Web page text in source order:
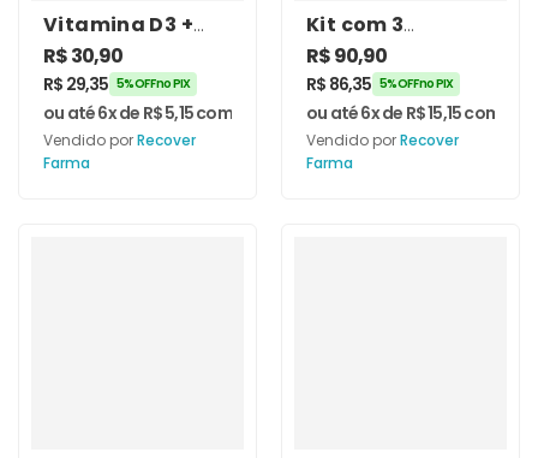
Vitamina D3 +
Vitamina K2 Mk-
7 60 Cápsulas –
Recover Farma
R$30,90
R$ 29,35 5% OFF no PIX
ou até 6x de R$5,15com juros
Vendido porRecover
Farma
Kit com 3
unidades de
Vitamina D3
2.000ui +
Vitamina K2 Mk-
7 – 60 Cápsulas –
Recover Farma
R$90,90
R$ 86,35 5% OFF no PIX
ou até 6x de R$15,15com
Vendido porRecover
Farma